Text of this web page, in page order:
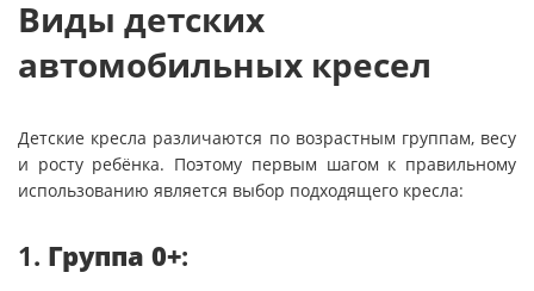
Виды детских
автомобильных кресел
Детские кресла различаются по возрастным группам, весу
и росту ребёнка. Поэтому первым шагом к правильному
использованию является выбор подходящего кресла:
1. Группа 0+: